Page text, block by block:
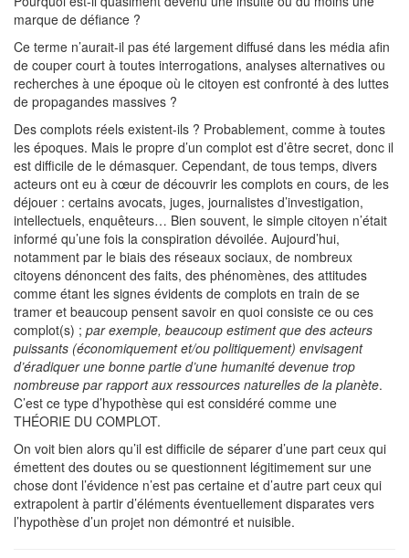
marque de défiance ?
Ce terme n’aurait-il pas été largement diffusé dans les média afin
de couper court à toutes interrogations, analyses alternatives ou
recherches à une époque où le citoyen est confronté à des luttes
de propagandes massives ?
Des complots réels existent-ils ? Probablement, comme à toutes
les époques. Mais le propre d’un complot est d’être secret, donc il
est difficile de le démasquer. Cependant, de tous temps, divers
acteurs ont eu à cœur de découvrir les complots en cours, de les
déjouer : certains avocats, juges, journalistes d’investigation,
intellectuels, enquêteurs… Bien souvent, le simple citoyen n’était
informé qu’une fois la conspiration dévoilée. Aujourd’hui,
notamment par le biais des réseaux sociaux, de nombreux
citoyens dénoncent des faits, des phénomènes, des attitudes
comme étant les signes évidents de complots en train de se
tramer et beaucoup pensent savoir en quoi consiste ce ou ces
complot(s) ; par exemple, beaucoup estiment que des acteurs
puissants (économiquement et/ou politiquement) envisagent
d’éradiquer une bonne partie d’une humanité devenue trop
nombreuse par rapport aux ressources naturelles de la planète.
C’est ce type d’hypothèse qui est considéré comme une
THÉORIE DU COMPLOT.
On voit bien alors qu’il est difficile de séparer d’une part ceux qui
émettent des doutes ou se questionnent légitimement sur une
chose dont l’évidence n’est pas certaine et d’autre part ceux qui
extrapolent à partir d’éléments éventuellement disparates vers
l’hypothèse d’un projet non démontré et nuisible.